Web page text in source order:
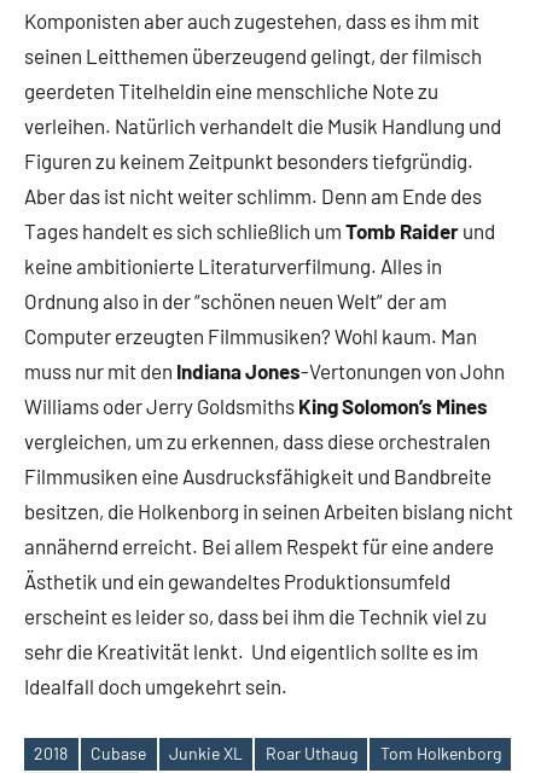
Komponisten aber auch zugestehen, dass es ihm mit
seinen Leitthemen überzeugend gelingt, der filmisch
geerdeten Titelheldin eine menschliche Note zu
verleihen. Natürlich verhandelt die Musik Handlung und
Figuren zu keinem Zeitpunkt besonders tiefgründig.
Aber das ist nicht weiter schlimm. Denn am Ende des
Tages handelt es sich schließlich um Tomb Raider und
keine ambitionierte Literaturverfilmung. Alles in
Ordnung also in der “schönen neuen Welt” der am
Computer erzeugten Filmmusiken? Wohl kaum. Man
muss nur mit den Indiana Jones-Vertonungen von John
Williams oder Jerry Goldsmiths King Solomon’s Mines
vergleichen, um zu erkennen, dass diese orchestralen
Filmmusiken eine Ausdrucksfähigkeit und Bandbreite
besitzen, die Holkenborg in seinen Arbeiten bislang nicht
annähernd erreicht. Bei allem Respekt für eine andere
Ästhetik und ein gewandeltes Produktionsumfeld
erscheint es leider so, dass bei ihm die Technik viel zu
sehr die Kreativität lenkt. Und eigentlich sollte es im
Idealfall doch umgekehrt sein.
2018 Cubase Junkie XL Roar Uthaug
Tom Holkenborg